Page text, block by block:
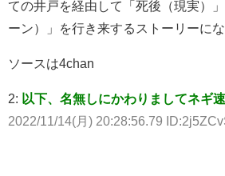
ての井戸を経由して「死後（現実）
ーン）」を行き来するストーリーに
ソースは4chan
2: 以下、名無しにかわりましてネギ
2022/11/14(月) 20:28:56.79